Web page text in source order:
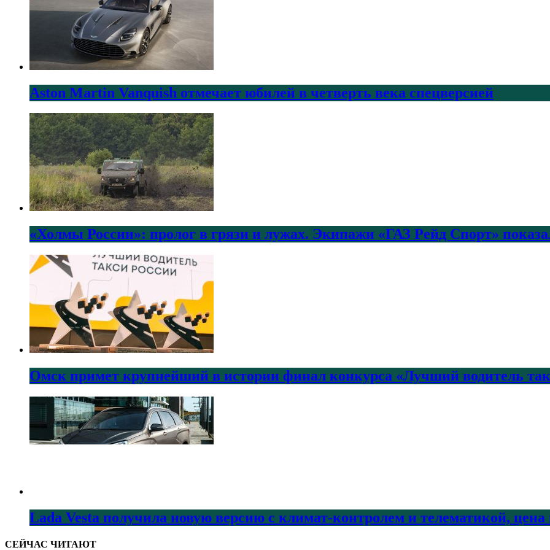
Aston Martin Vanquish отмечает юбилей в четверть века спецверсией
«Холмы России»: пролог в грязи и лужах. Экипажи «ГАЗ Рейд Спорт»
Омск примет крупнейший в истории финал конкурса «Лучший водитель
Lada Vesta получила новую версию с климат-контролем и телематикой, цена
СЕЙЧАС ЧИТАЮТ